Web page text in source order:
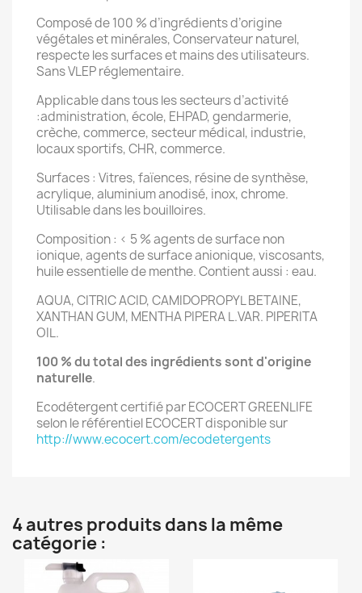
Composé de 100 % d’ingrédients d’origine
végétales et minérales, Conservateur naturel,
respecte les surfaces et mains des utilisateurs.
Sans VLEP réglementaire.
Applicable dans tous les secteurs d’activité
:administration, école, EHPAD, gendarmerie,
crèche, commerce, secteur médical, industrie,
locaux sportifs, CHR, commerce.
Surfaces : Vitres, faïences, résine de synthèse,
acrylique, aluminium anodisé, inox, chrome.
Utilisable dans les bouilloires.
Composition : < 5 % agents de surface non
ionique, agents de surface anionique, viscosants,
huile essentielle de menthe. Contient aussi : eau.
AQUA, CITRIC ACID, CAMIDOPROPYL BETAINE,
XANTHAN GUM, MENTHA PIPERA L.VAR. PIPERITA
OIL.
100 % du total des ingrédients sont d'origine
naturelle.
Ecodétergent certifié par ECOCERT GREENLIFE
selon le référentiel ECOCERT disponible sur
http://www.ecocert.com/ecodetergents
4 autres produits dans la même
catégorie :